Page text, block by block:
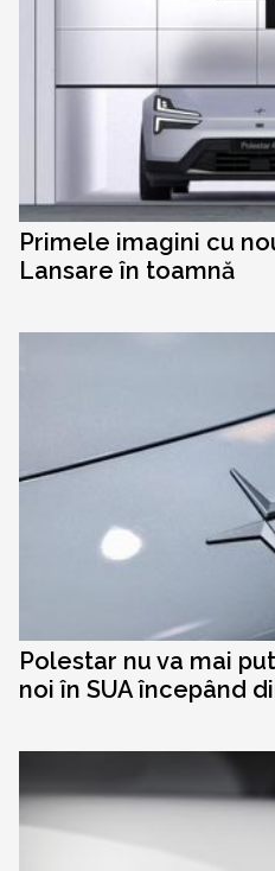
Primele imagini cu
Lansare în toamnă
Polestar nu va mai
noi în SUA începând